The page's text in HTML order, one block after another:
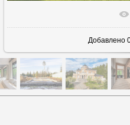
В
Добавлено